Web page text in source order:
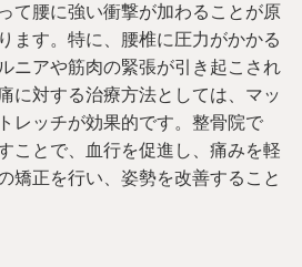
て腰に強い衝撃が加わることが原
ます。特に、腰椎に圧力がかかる
ニアや筋肉の緊張が引き起こされ
に対する治療方法としては、マッ
レッチが効果的です。整骨院で
ことで、血行を促進し、痛みを軽
矯正を行い、姿勢を改善すること